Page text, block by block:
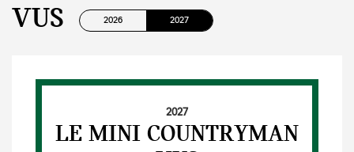
VUS 2026 2027
2027
LE MINI COUNTRYMAN